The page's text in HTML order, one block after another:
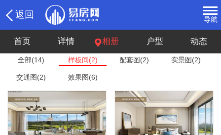
返回 导航
首页 详情 相册 户型 动态
全部(14) 样板间(2) 配套图(2) 实景图(2)
交通图(2) 效果图(6)